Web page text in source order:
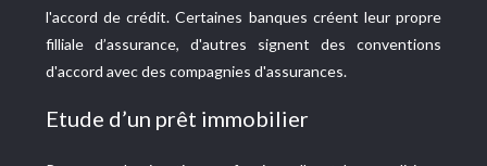
l'accord de crédit. Certaines banques créent leur propre
filliale d’assurance, d'autres signent des conventions
d'accord avec des compagnies d'assurances.
Etude d’un prêt immobilier